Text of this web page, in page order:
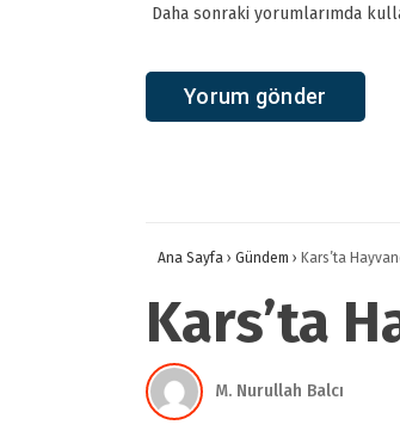
Daha sonraki yorumlarımda
Ana Sayfa › Gündem › Kars’ta
Kars’ta
M. Nurullah Balcı